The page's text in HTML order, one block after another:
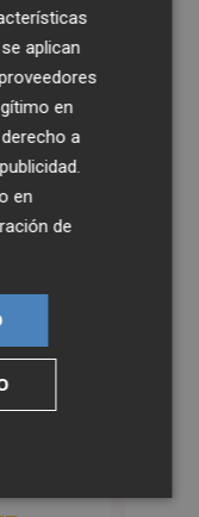
aplican
en
a
.
en
de